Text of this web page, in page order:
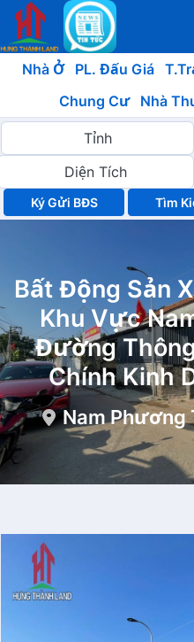
Nhà Ở PL. Đấu Giá
Chung Cư
Nhà
Ký Gửi BĐS
Bất Động Sản
Khu Vực
Đường
Chính Kinh
Nam Phương